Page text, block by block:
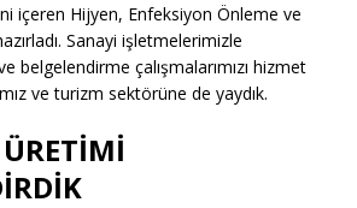
içeren Hijyen, Enfeksiyon Önleme ve
Sanayi işletmelerimizle
belgelendirme çalışmalarımızı hizmet
ve turizm sektörüne de yaydık.